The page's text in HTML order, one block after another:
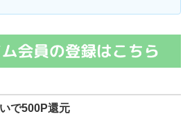
で500P還元